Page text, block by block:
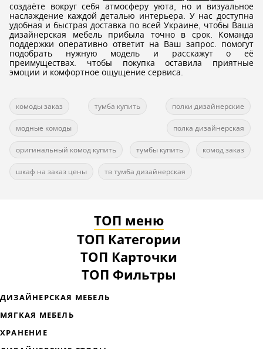
создаёте вокруг себя атмосферу уюта, но и визуальное
наслаждение каждой деталью интерьера. У нас доступна
удобная и быстрая доставка по всей Украине, чтобы Ваша
дизайнерская мебель прибыла точно в срок. Команда
поддержки оперативно ответит на Ваш запрос. помогут
подобрать нужную модель и расскажут о её
преимуществах. чтобы покупка оставила приятные
эмоции и комфортное ощущение сервиса.
комоды заказ тумба купить полки дизайнерские
модные комоды полка дизайнерская
оригинальный комод купить тумбы купить комод заказ
шкаф на заказ цены тв тумба дизайнерская
ТОП меню
ТОП Категории
ТОП Карточки
ТОП Фильтры